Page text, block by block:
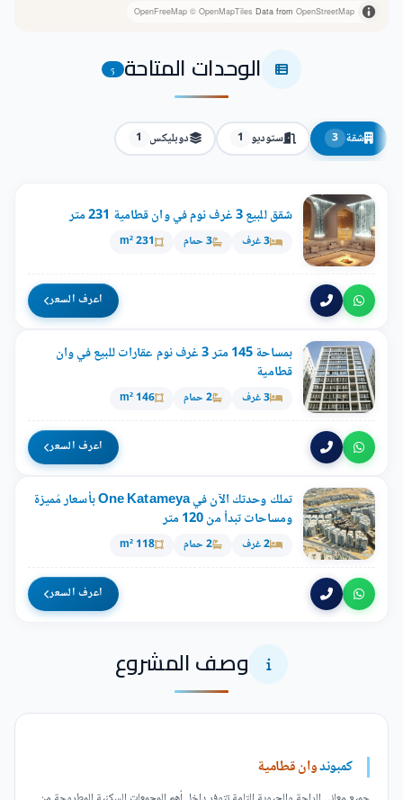
OpenFreeMap © OpenMapTiles Data from OpenStreetMap
الوحدات المتاحة 5
شقة 3 ستوديو 1 دوبليكس 1
شقق للبيع 3 غرف نوم في وان قطامية 231 متر
3 غرف 3 حمام 231 m²
اعرف السعر
بمساحة 145 متر 3 غرف نوم عقارات للبيع في وان
قطامية
3 غرف 2 حمام 146 m²
اعرف السعر
تملك وحدتك الآن في One Katameya بأسعار مُميزة
ومساحات تبدأ من 120 متر
2 غرف 2 حمام 118 m²
اعرف السعر
وصف المشروع
كمبوندوان قطامية